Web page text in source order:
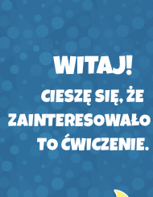
WITAJ!
CIESZĘ SIĘ, ŻE
ZAINTERESOWAŁO
TO ĆWICZENIE.